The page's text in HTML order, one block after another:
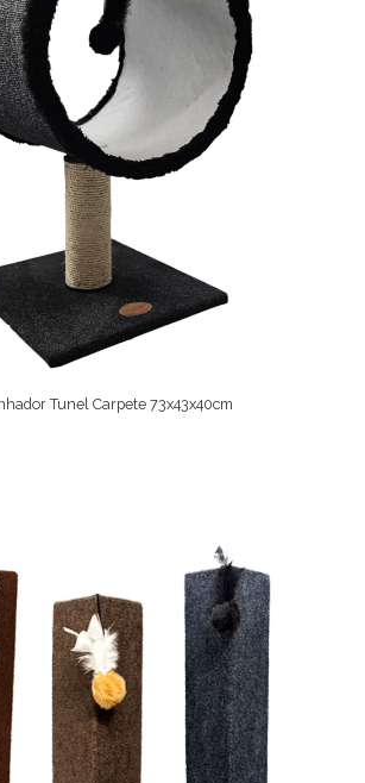
Tunel Carpete 73x43x40cm
Comprar